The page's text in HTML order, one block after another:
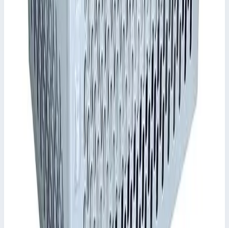
Уточнить поставку по этой позиции
Другие серии Zarges